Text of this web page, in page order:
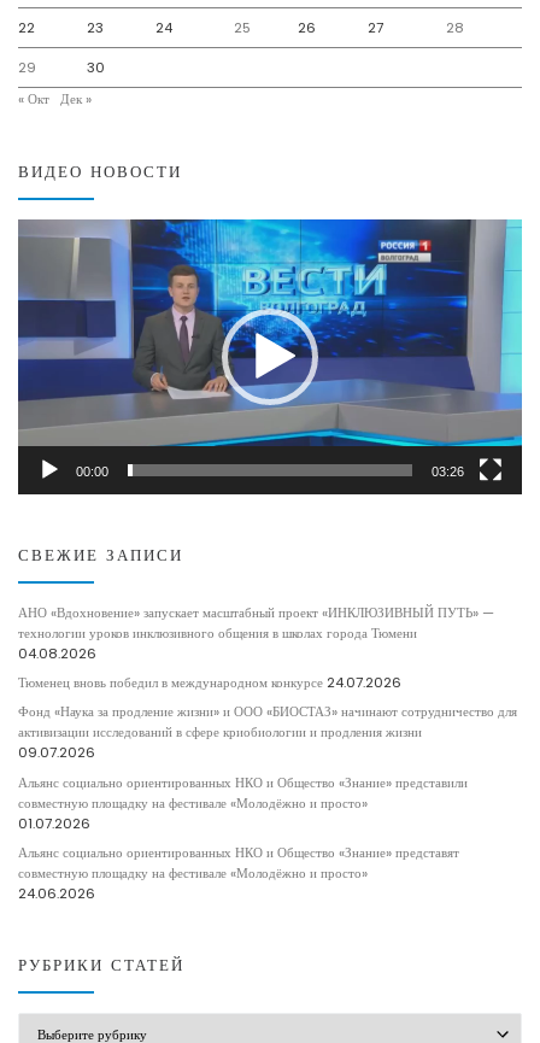
22 23 24 25 26 27 28
29
30
« Окт Дек »
ВИДЕО НОВОСТИ
00:00 03:26
СВЕЖИЕ ЗАПИСИ
АНО «Вдохновение» запускает масштабный проект «ИНКЛЮЗИВНЫЙ ПУТЬ» —
технологии уроков инклюзивного общения в школах города Тюмени
04.08.2026
Тюменец вновь победил в международном конкурсе 24.07.2026
Фонд «Наука за продление жизни» и ООО «БИОСТАЗ» начинают сотрудничество для
активизации исследований в сфере криобиологии и продления жизни
09.07.2026
Альянс социально ориентированных НКО и Общество «Знание» представили
совместную площадку на фестивале «Молодёжно и просто»
01.07.2026
Альянс социально ориентированных НКО и Общество «Знание» представят
совместную площадку на фестивале «Молодёжно и просто»
24.06.2026
РУБРИКИ СТАТЕЙ